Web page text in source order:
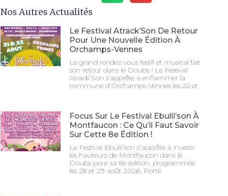
Nos Autres Actualités
Le Festival Atrack’Son De Retour
Pour Une Nouvelle Édition À
Orchamps-Vennes
Le grand rendez-vous festif et musical fait
son retour dans le Doubs ! Le Festival
Atrack’Son s’apprête à enflammer la
commune d’Orchamps-Vennes les 22 et
Focus Sur Le Festival Ebulli’son À
Montfaucon : Ce Qu’il Faut Savoir
Sur Cette 8e Édition !
Le Festival Ebulli’son s’apprête à investir
les hauteurs de Montfaucon dans le
Doubs pour sa 8e édition, programmée
les 28 et 29 août 2026. Porté